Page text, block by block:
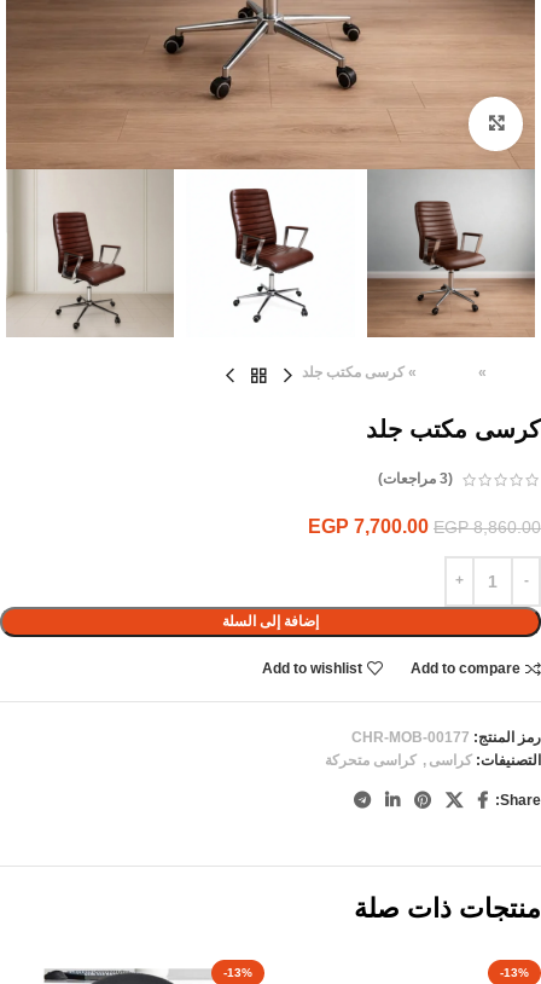
Click to enlarge
»
» كرسى مكتب جلد
كرسى مكتب جلد
(
3 مراجعات)
EGP8,860.00
EGP 7,700.00
إضافة إلى السلة
Add to compare
Add to wishlist
رمز المنتج: CHR-MOB-00177
التصنيفات: كراسى , كراسى متحركة
Share:
منتجات ذات صلة
-13%
-13%